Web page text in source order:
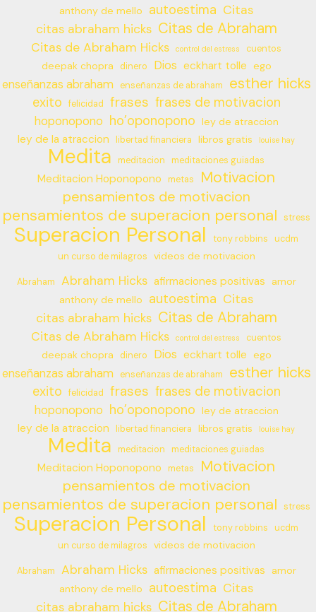
anthony de mello
autoestima Citas
citas abraham hicks Citas de Abraham
Citas de Abraham Hicks control del estress cuentos
deepak chopra dinero Dios eckhart tolle ego
enseñanzas abraham enseñanzas de abraham esther hicks
exito felicidad frases frases de motivacion
hoponopono ho’oponopono ley de atraccion
ley de la atraccion libertad financiera libros gratis louise hay
Medita meditacion meditaciones guiadas
Meditacion Hoponopono metas Motivacion
pensamientos de motivacion
pensamientos de superacion personal stress
Superacion Personal tony robbins
ucdm
un curso de milagros
videos de motivacion
Abraham Abraham Hicks afirmaciones positivas
amor
anthony de mello
autoestima Citas
citas abraham hicks Citas de Abraham
Citas de Abraham Hicks control del estress cuentos
deepak chopra dinero Dios eckhart tolle ego
enseñanzas abraham enseñanzas de abraham esther hicks
exito felicidad frases frases de motivacion
hoponopono ho’oponopono ley de atraccion
ley de la atraccion libertad financiera libros gratis louise hay
Medita meditacion meditaciones guiadas
Meditacion Hoponopono metas Motivacion
pensamientos de motivacion
pensamientos de superacion personal stress
Superacion Personal tony robbins
ucdm
un curso de milagros
videos de motivacion
Abraham Abraham Hicks afirmaciones positivas
amor
anthony de mello
autoestima Citas
citas abraham hicks Citas de Abraham